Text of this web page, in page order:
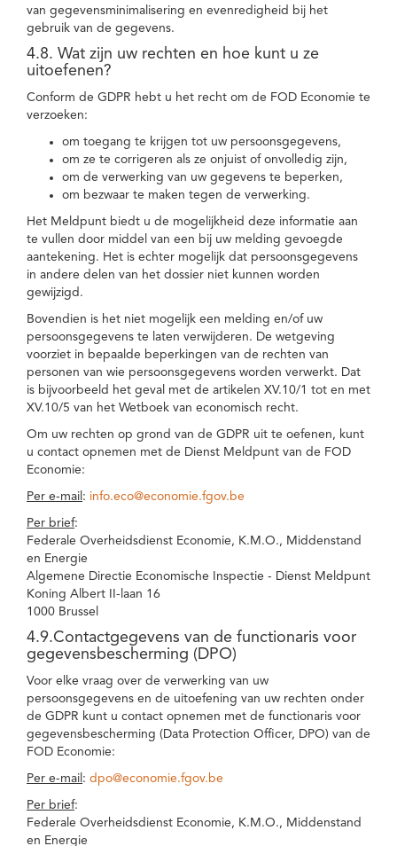
van gegevensminimalisering en evenredigheid bij het
gebruik van de gegevens.
4.8. Wat zijn uw rechten en hoe kunt u ze
uitoefenen?
Conform de GDPR hebt u het recht om de FOD Economie te
verzoeken:
om toegang te krijgen tot uw persoonsgegevens,
om ze te corrigeren als ze onjuist of onvolledig zijn,
om de verwerking van uw gegevens te beperken,
om bezwaar te maken tegen de verwerking.
Het Meldpunt biedt u de mogelijkheid deze informatie aan
te vullen door middel van een bij uw melding gevoegde
aantekening. Het is echter mogelijk dat persoonsgegevens
in andere delen van het dossier niet kunnen worden
gewijzigd.
Bovendien is het niet mogelijk een melding en/of uw
persoonsgegevens te laten verwijderen. De wetgeving
voorziet in bepaalde beperkingen van de rechten van
personen van wie persoonsgegevens worden verwerkt. Dat
is bijvoorbeeld het geval met de artikelen XV.10/1 tot en met
XV.10/5 van het Wetboek van economisch recht.
Om uw rechten op grond van de GDPR uit te oefenen, kunt
u contact opnemen met de Dienst Meldpunt van de FOD
Economie:
Per e-mail : info.eco@economie.fgov.be
Per brief:
Federale Overheidsdienst Economie, K.M.O., Middenstand
en Energie
Algemene Directie Economische Inspectie - Dienst Meldpunt
Koning Albert II-laan 16
1000 Brussel
4.9.Contactgegevens van de functionaris voor
gegevensbescherming (DPO)
Voor elke vraag over de verwerking van uw
persoonsgegevens en de uitoefening van uw rechten onder
de GDPR kunt u contact opnemen met de functionaris voor
gegevensbescherming (Data Protection Officer, DPO) van de
FOD Economie:
Per e-mail : dpo@economie.fgov.be
Per brief:
Federale Overheidsdienst Economie, K.M.O., Middenstand
en Energie